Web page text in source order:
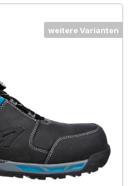
weitere Varianten